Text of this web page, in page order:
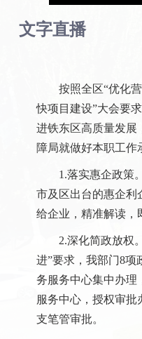
文字直播
按照全区“优化营
快项目建设”大会要
进铁东区高质量发展
障局就做好本职工作
1.落实惠企政策。
市及区出台的惠企利
给企业，精准解读，
2.深化简政放权。
进”要求，我部门8项
务服务中心集中办理
服务中心，授权审批
支笔管审批。